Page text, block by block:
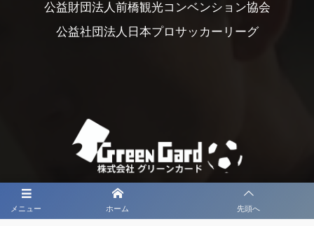
メニュー ホーム 先頭へ
公益財団法人前橋観光コンベンション協会
公益社団法人日本プロサッカーリーグ